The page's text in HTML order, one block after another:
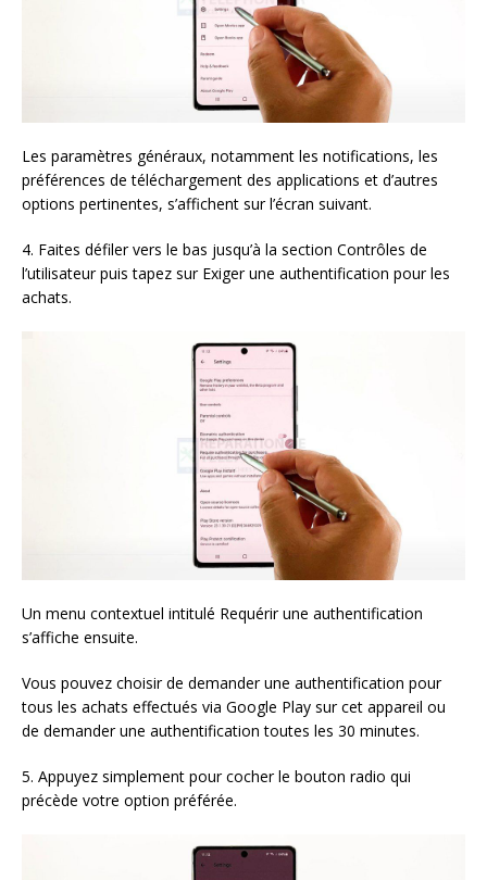
Les paramètres généraux, notamment les notifications, les
préférences de téléchargement des applications et d’autres
options pertinentes, s’affichent sur l’écran suivant.
4. Faites défiler vers le bas jusqu’à la section Contrôles de
l’utilisateur puis tapez sur Exiger une authentification pour les
achats.
Un menu contextuel intitulé Requérir une authentification
s’affiche ensuite.
Vous pouvez choisir de demander une authentification pour
tous les achats effectués via Google Play sur cet appareil ou
de demander une authentification toutes les 30 minutes.
5. Appuyez simplement pour cocher le bouton radio qui
précède votre option préférée.